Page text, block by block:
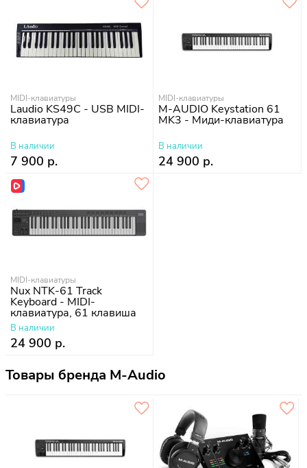
MIDI-клавиатуры
Laudio KS49C - USB MIDI-
клавиатура
В наличии
7 900 р.
MIDI-клавиатуры
M-AUDIO Keystation 61
MK3 - Миди-клавиатура
В наличии
24 900 р.
MIDI-клавиатуры
Nux NTK-61 Track
Keyboard - MIDI-
клавиатура, 61 клавиша
В наличии
24 900 р.
Товары бренда M-Audio